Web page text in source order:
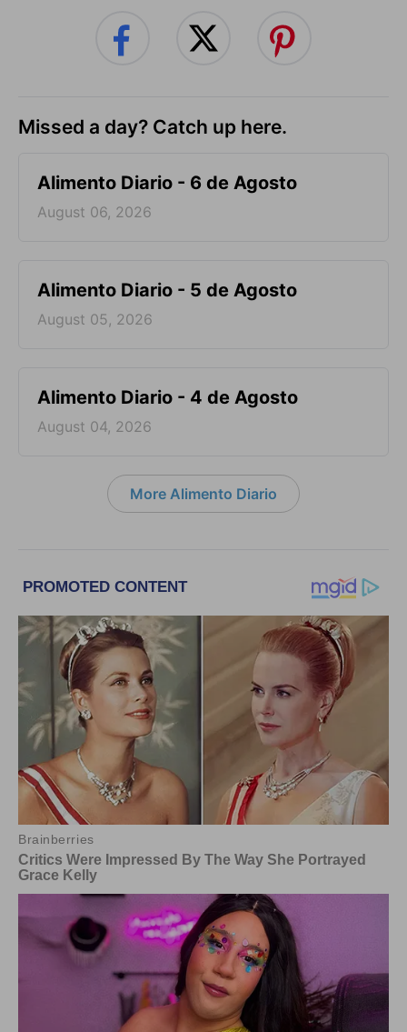
Missed a day? Catch up here.
Alimento Diario - 6 de Agosto
August 06, 2026
Alimento Diario - 5 de Agosto
August 05, 2026
Alimento Diario - 4 de Agosto
August 04, 2026
More Alimento Diario